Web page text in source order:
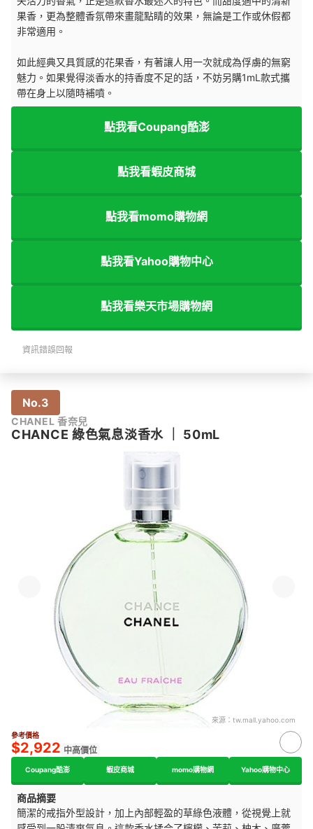
果香，更為整體香氛帶來畫龍點睛的效果，無論是工作或休假都
非常適用。
如此經典又具質感的花果香，有著讓人用一次就成為俘虜的無窮
魅力。如果覺得淡香水的持香度不足的話，不妨另購1mL款式攜
帶在身上以隨時補噴。
點我看Coupang酷澎
點我看蝦皮商城
點我看momo購物網
點我看Yahoo購物中心
點我看樂天市場購物網
資訊錯誤回報
No.3
CHANEL 香奈兒
CHANCE 綠色氣息淡香水 50mL
來源： tw.mall.yahoo.com
參考價格
$2,922 中高價位
Coupang酷澎 蝦皮商城 momo購物網 Yahoo購物中心
商品摘要
簡潔的戒指外型設計，加上內部輕盈的草綠色液體，從視覺上就